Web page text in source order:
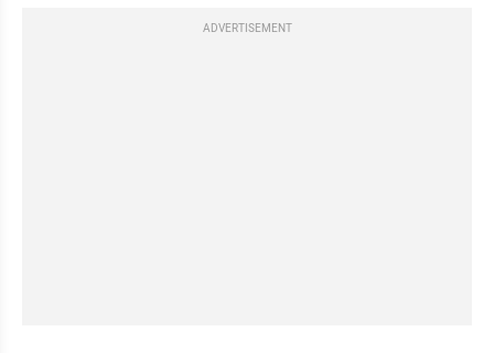
ADVERTISEMENT